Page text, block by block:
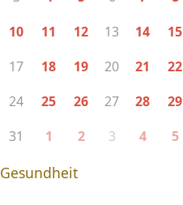
10 11 12 13 14 15
17
18 19 20 21 22
24
25 26 27 28 29
31
1 2 3 4 5
Gesundheit